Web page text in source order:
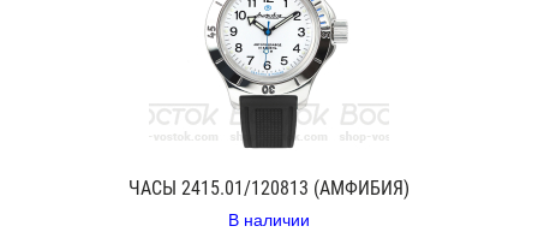
ЧАСЫ 2415.01/120813 (АМФИБИЯ)
В наличии